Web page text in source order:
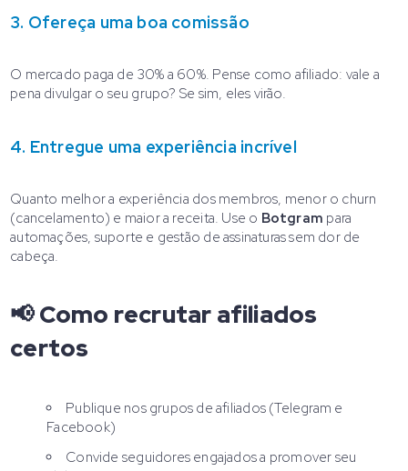
3. Ofereça uma boa comissão
O mercado paga de 30% a 60%. Pense como afiliado: vale a
pena divulgar o seu grupo? Se sim, eles virão.
4. Entregue uma experiência incrível
Quanto melhor a experiência dos membros, menor o churn
(cancelamento) e maior a receita. Use o Botgram para
automações, suporte e gestão de assinaturas sem dor de
cabeça.
📢 Como recrutar afiliados
certos
Publique nos grupos de afiliados (Telegram e
Facebook)
Convide seguidores engajados a promover seu